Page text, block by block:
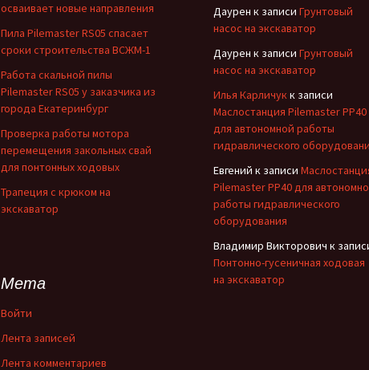
осваивает новые направления
Пила Pilemaster RS05 спасает
сроки строительства ВСЖМ-1
Работа скальной пилы
Pilemaster RS05 у заказчика из
города Екатеринбург
Проверка работы мотора
перемещения закольных свай
для понтонных ходовых
Трапеция с крюком на
экскаватор
Даурен к записи Грунтовый
насос на экскаватор
Даурен к записи Грунтовый
насос на экскаватор
Илья Карличукк записи
Маслостанция Pilemaster PP40
для автономной работы
гидравлического
Евгений к записи
Pilemaster PP40 для
работы гидравлического
оборудования
Владимир Викторович к
Понтонно-гусеничная ходовая
на экскаватор
Мета
Войти
Лента записей
Лента комментариев